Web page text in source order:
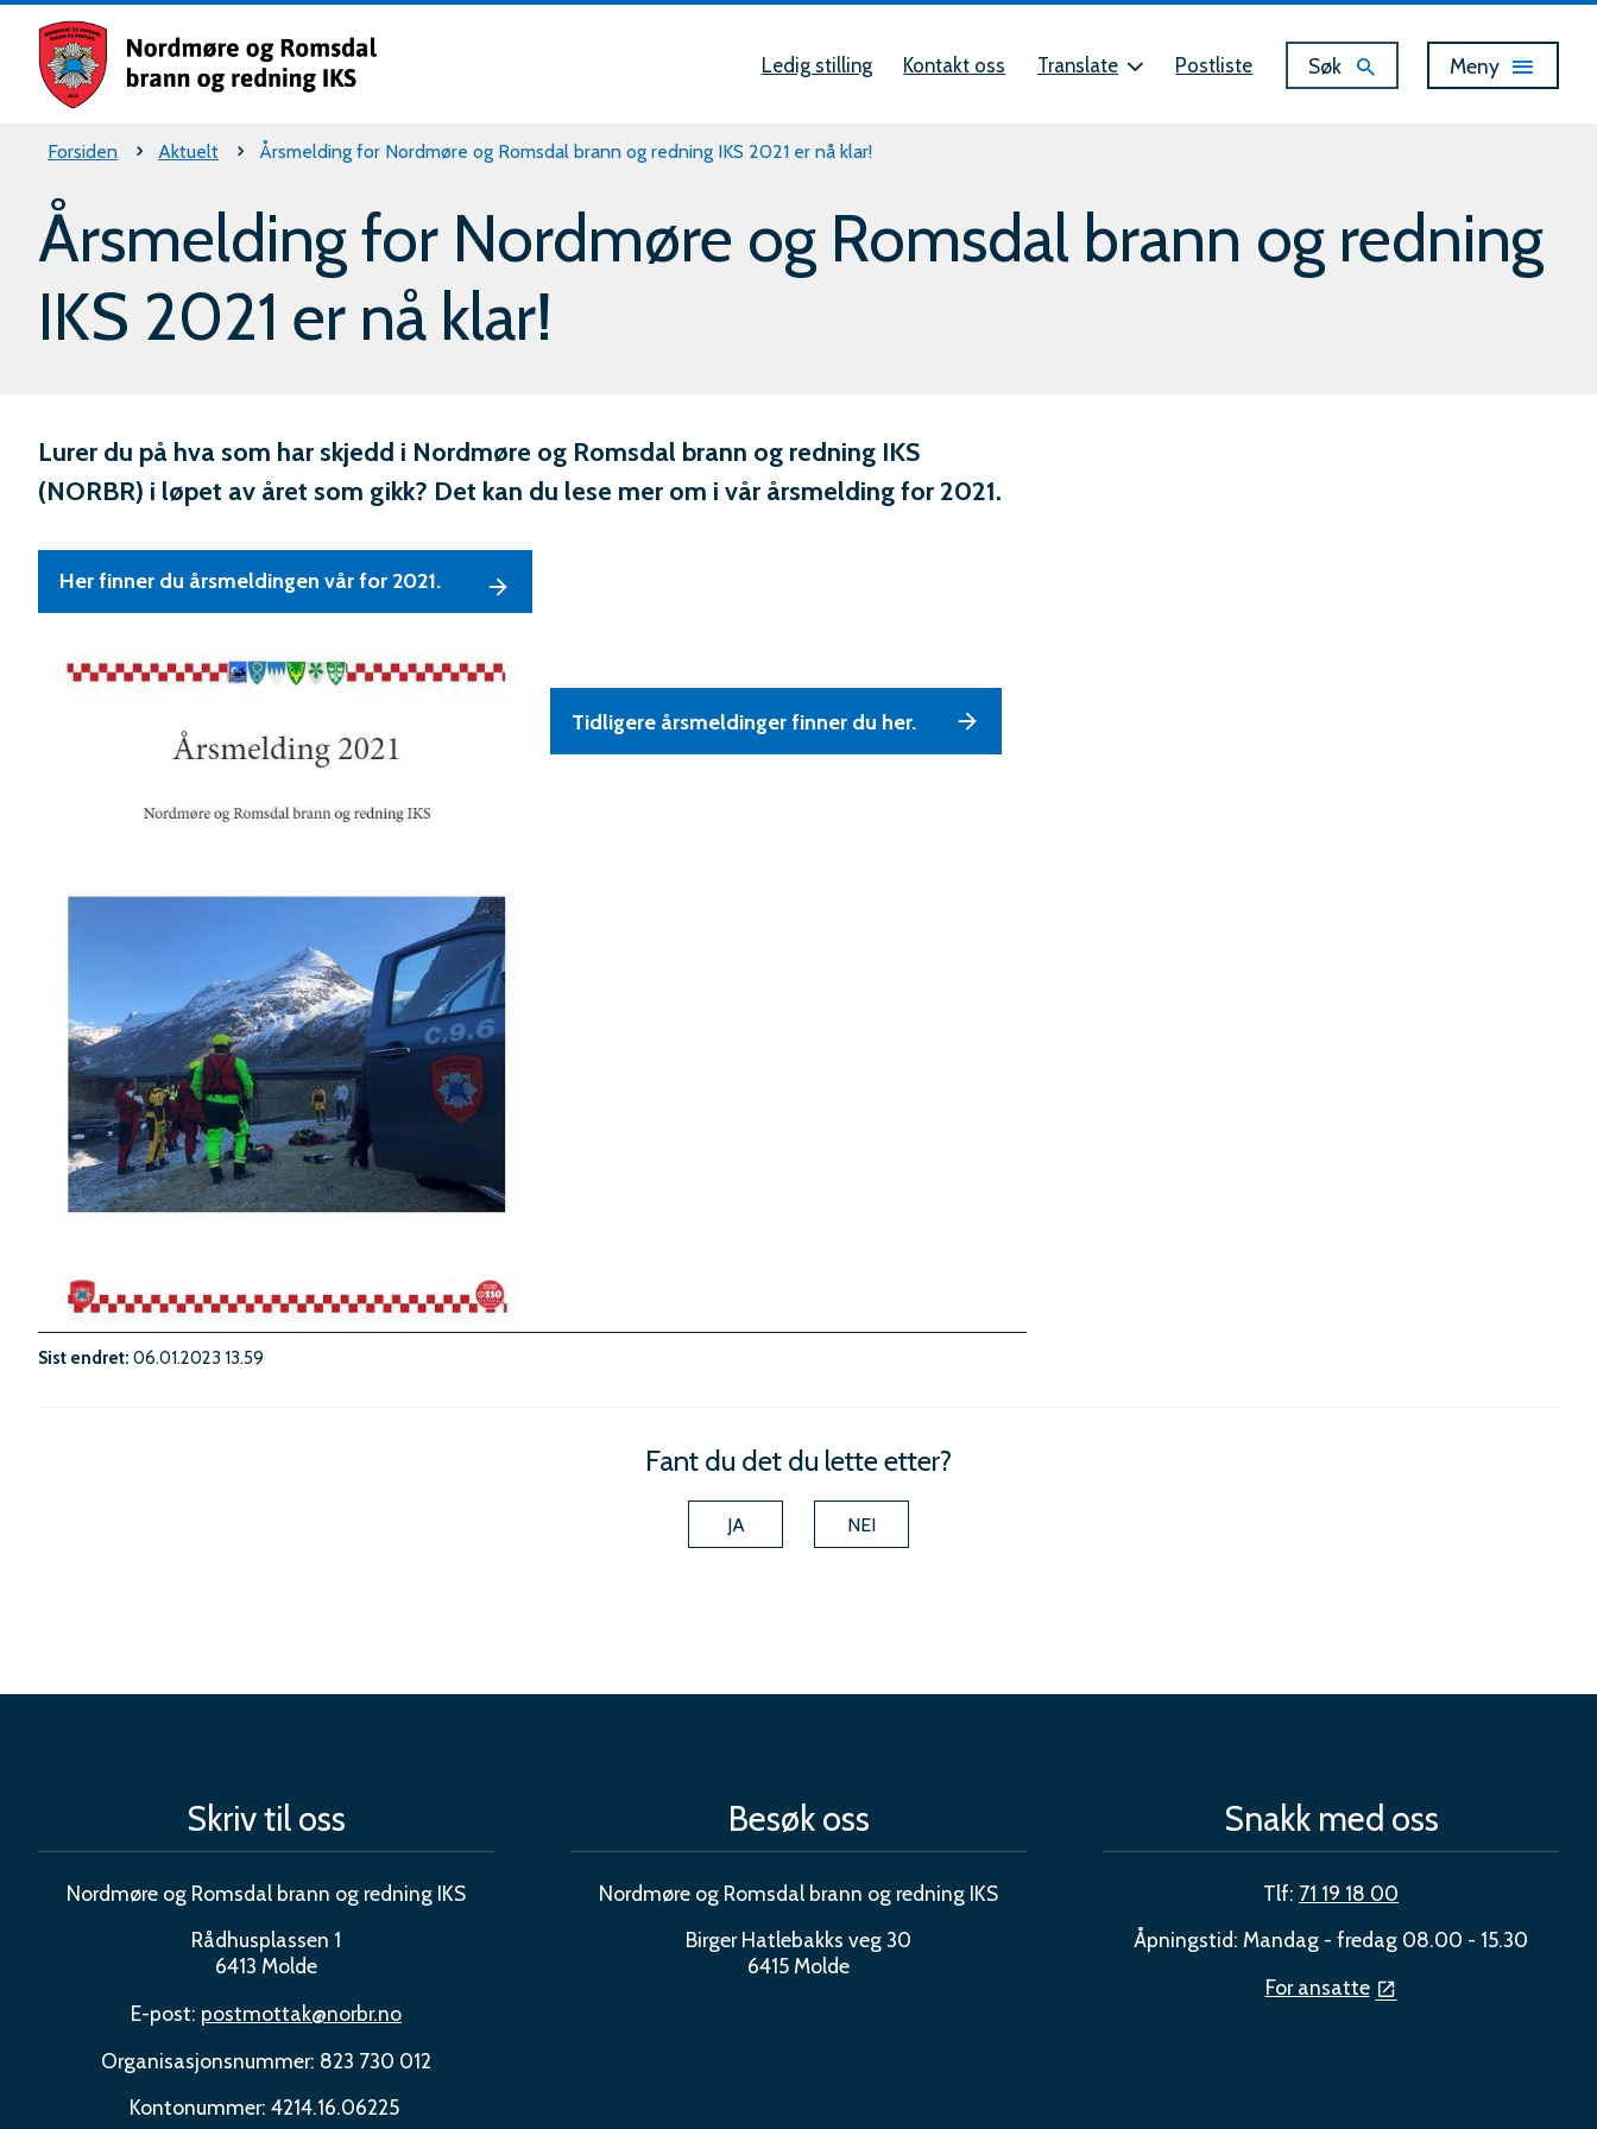
brann
og
redning
IKS
Ledig stilling Kontakt oss Translate Postliste Søk Vis
Meny
Du
er
her:
Forsiden Aktuelt Årsmelding for Nordmøre og Romsdal brann og redning IKS 2021 er nå klar!
Årsmelding for Nordmøre og Romsdal brann og redning
IKS 2021 er nå klar!
Lurer du på hva som har skjedd i Nordmøre og Romsdal brann og redning IKS
(NORBR) i løpet av året som gikk? Det kan du lese mer om i vår årsmelding for 2021.
Her finner du årsmeldingen vår for 2021.
Tidligere årsmeldinger finner du her.
Sist endret 06.01.2023 13.59
Fant du det du lette etter?
JA NEI
Skriv til oss
Nordmøre og Romsdal brann og redning IKS
Rådhusplassen 1
6413 Molde
E-post: postmottak@norbr.no
Organisasjonsnummer: 823 730 012
Kontonummer: 4214.16.06225
Besøk oss
Nordmøre og Romsdal brann og redning IKS
Birger Hatlebakks veg 30
6415 Molde
Snakk med oss
Tlf: 71 19 18 00
Åpningstid: Mandag - fredag 08.00 - 15.30
For ansatte